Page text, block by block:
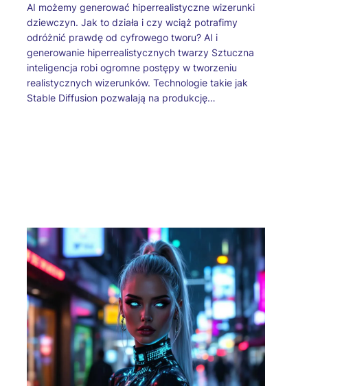
AI możemy generować hiperrealistyczne wizerunki
dziewczyn. Jak to działa i czy wciąż potrafimy
odróżnić prawdę od cyfrowego tworu? AI i
generowanie hiperrealistycznych twarzy Sztuczna
inteligencja robi ogromne postępy w tworzeniu
realistycznych wizerunków. Technologie takie jak
Stable Diffusion pozwalają na produkcję…